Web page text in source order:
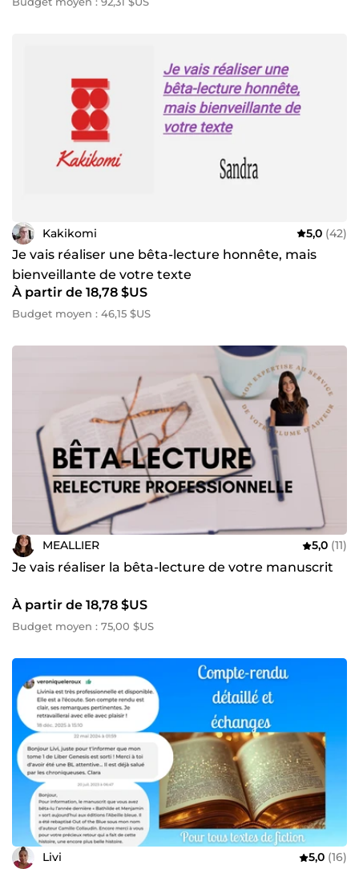
Kakikomi 5,0 (42)
Je vais réaliser une bêta-lecture honnête, mais
bienveillante de votre texte
À partir de 18,78 $US
Budget moyen : 46,15 $US
MEALLIER 5,0 (11)
Je vais réaliser la bêta-lecture de votre manuscrit
À partir de 18,78 $US
Budget moyen : 75,00 $US
Livi 5,0 (16)